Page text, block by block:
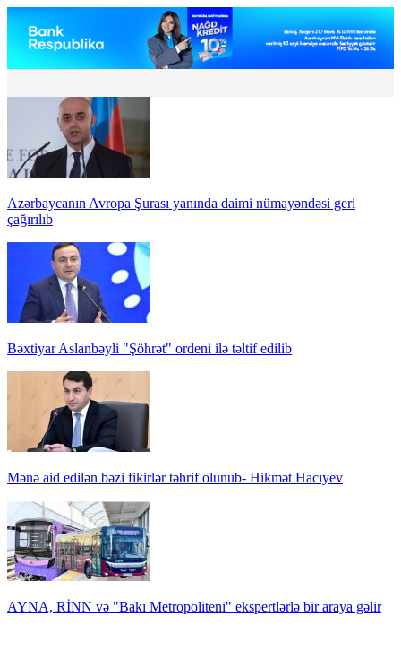
Azərbaycanın Avropa Şurası yanında daimi nümayəndəsi geri
çağırılıb
Bəxtiyar Aslanbəyli "Şöhrət" ordeni ilə təltif edilib
Mənə aid edilən bəzi fikirlər təhrif olunub- Hikmət Hacıyev
AYNA, RİNN və "Bakı Metropoliteni" ekspertlərlə bir araya gəlir